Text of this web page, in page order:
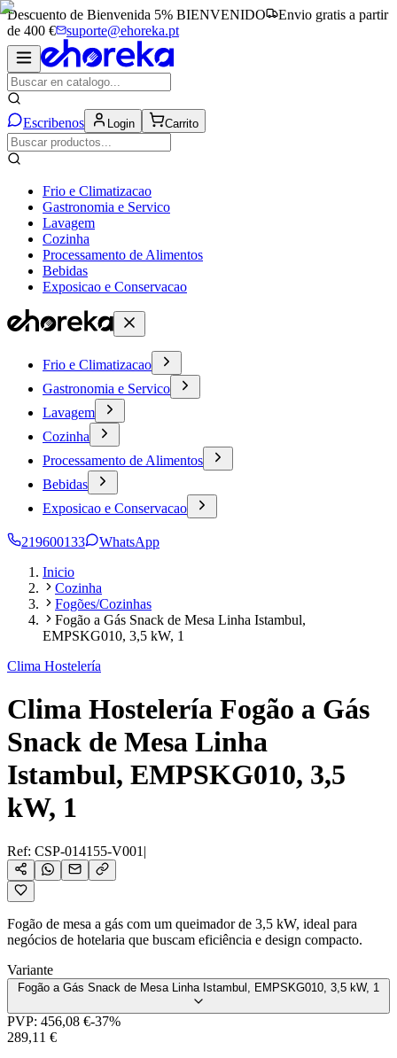
Descuento de Bienvenida 5% BIENVENIDO
Envio gratis a partir
de 400 €
suporte@ehoreka.pt
Escribenos Login Carrito
Frio e Climatizacao
Gastronomia e Servico
Lavagem
Cozinha
Processamento de Alimentos
Bebidas
Exposicao e Conservacao
Frio e Climatizacao
Gastronomia e Servico
Lavagem
Cozinha
Processamento de Alimentos
Bebidas
Exposicao e Conservacao
219600133
WhatsApp
Inicio
Cozinha
Fogões/Cozinhas
Fogão a Gás Snack de Mesa Linha Istambul,
EMPSKG010, 3,5 kW, 1
Clima Hostelería
Clima Hostelería Fogão a Gás
Snack de Mesa Linha
Istambul, EMPSKG010, 3,5
kW, 1
Ref: CSP-014155-V001 |
Fogão de mesa a gás com um queimador de 3,5 kW, ideal para
negócios de hotelaria que buscam eficiência e design compacto.
Variante
Fogão a Gás Snack de Mesa Linha Istambul, EMPSKG010, 3,5 kW, 1
PVP: 456,08 €-37%
289,11 €